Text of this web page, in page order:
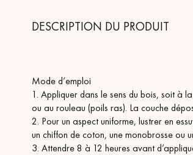
DESCRIPTION DU PRODUIT
Mode d’emploi
1. Appliquer dans le sens du bois, soit à
ou au rouleau (poils ras). La couche
2. Pour un aspect uniforme, lustrer en
un chiffon de coton, une monobrosse ou
3. Attendre 8 à 12 heures avant